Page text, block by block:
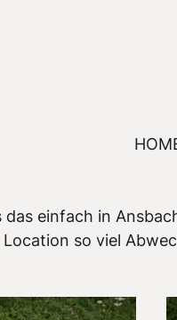
das einfach in
so viel